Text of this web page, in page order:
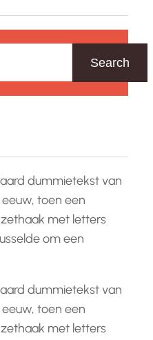
Search
dummietekst van
toen een
met letters
om een
dummietekst van
toen een
met letters